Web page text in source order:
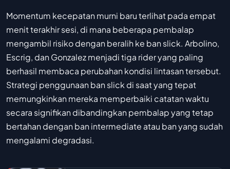
Momentum kecepatan murni baru terlihat pada empat
menit terakhir sesi, di mana beberapa pembalap
mengambil risiko dengan beralih ke ban slick. Arbolino,
Escrig, dan Gonzalez menjadi tiga rider yang paling
berhasil membaca perubahan kondisi lintasan tersebut.
Strategi penggunaan ban slick di saat yang tepat
memungkinkan mereka memperbaiki catatan waktu
secara signifikan dibandingkan pembalap yang tetap
bertahan dengan ban intermediate atau ban yang sudah
mengalami degradasi.